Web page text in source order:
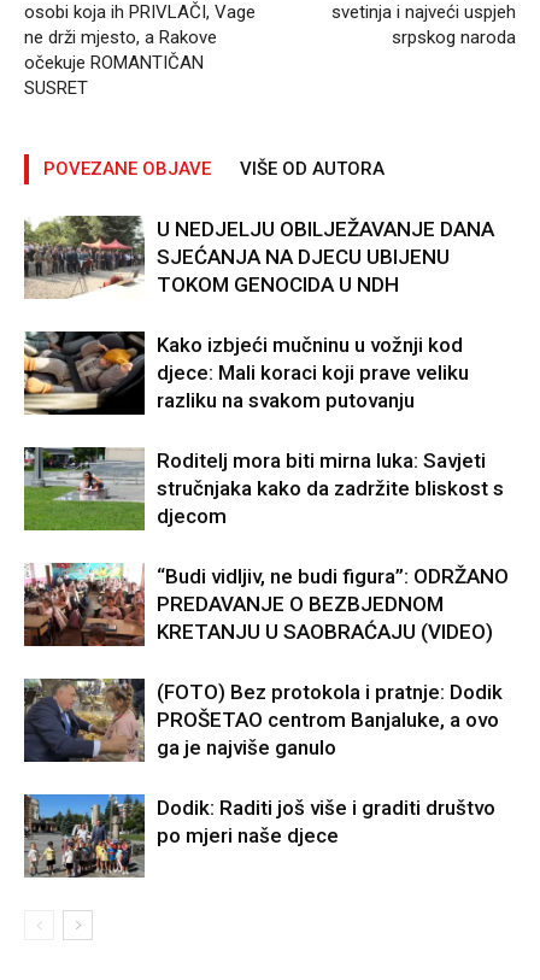
osobi koja ih PRIVLAČI, Vage
ne drži mjesto, a Rakove
očekuje ROMANTIČAN
SUSRET
svetinja i najveći uspjeh
srpskog naroda
POVEZANE OBJAVE VIŠE OD AUTORA
U NEDJELJU OBILJEŽAVANJE DANA
SJEĆANJA NA DJECU UBIJENU
TOKOM GENOCIDA U NDH
Kako izbjeći mučninu u vožnji kod
djece: Mali koraci koji prave veliku
razliku na svakom putovanju
Roditelj mora biti mirna luka: Savjeti
stručnjaka kako da zadržite bliskost s
djecom
“Budi vidljiv, ne budi figura”: ODRŽANO
PREDAVANJE O BEZBJEDNOM
KRETANJU U SAOBRAĆAJU (VIDEO)
(FOTO) Bez protokola i pratnje: Dodik
PROŠETAO centrom Banjaluke, a ovo
ga je najviše ganulo
Dodik: Raditi još više i graditi društvo
po mjeri naše djece